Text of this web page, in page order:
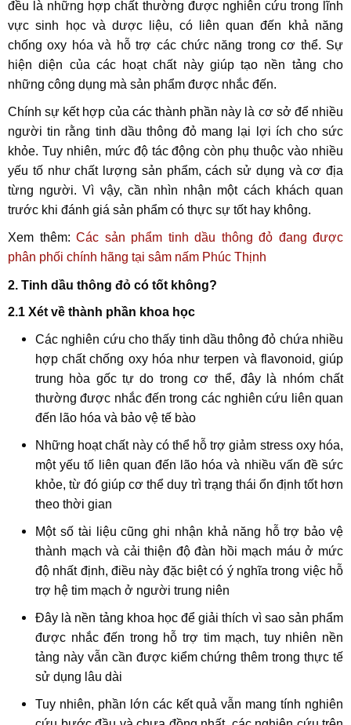
đều là những hợp chất thường được nghiên cứu trong lĩnh
vực sinh học và dược liệu, có liên quan đến khả năng
chống oxy hóa và hỗ trợ các chức năng trong cơ thể. Sự
hiện diện của các hoạt chất này giúp tạo nền tảng cho
những công dụng mà sản phẩm được nhắc đến.
Chính sự kết hợp của các thành phần này là cơ sở để nhiều
người tin rằng tinh dầu thông đỏ mang lại lợi ích cho sức
khỏe. Tuy nhiên, mức độ tác động còn phụ thuộc vào nhiều
yếu tố như chất lượng sản phẩm, cách sử dụng và cơ địa
từng người. Vì vậy, cần nhìn nhận một cách khách quan
trước khi đánh giá sản phẩm có thực sự tốt hay không.
Xem thêm: Các sản phẩm tinh dầu thông đỏ đang được
phân phối chính hãng tại sâm nấm Phúc Thịnh
2. Tinh dầu thông đỏ có tốt không?
2.1 Xét về thành phần khoa học
Các nghiên cứu cho thấy tinh dầu thông đỏ chứa nhiều
hợp chất chống oxy hóa như terpen và flavonoid, giúp
trung hòa gốc tự do trong cơ thể, đây là nhóm chất
thường được nhắc đến trong các nghiên cứu liên quan
đến lão hóa và bảo vệ tế bào
Những hoạt chất này có thể hỗ trợ giảm stress oxy hóa,
một yếu tố liên quan đến lão hóa và nhiều vấn đề sức
khỏe, từ đó giúp cơ thể duy trì trạng thái ổn định tốt hơn
theo thời gian
Một số tài liệu cũng ghi nhận khả năng hỗ trợ bảo vệ
thành mạch và cải thiện độ đàn hồi mạch máu ở mức
độ nhất định, điều này đặc biệt có ý nghĩa trong việc hỗ
trợ hệ tim mạch ở người trung niên
Đây là nền tảng khoa học để giải thích vì sao sản phẩm
được nhắc đến trong hỗ trợ tim mạch, tuy nhiên nền
tảng này vẫn cần được kiểm chứng thêm trong thực tế
sử dụng lâu dài
Tuy nhiên, phần lớn các kết quả vẫn mang tính nghiên